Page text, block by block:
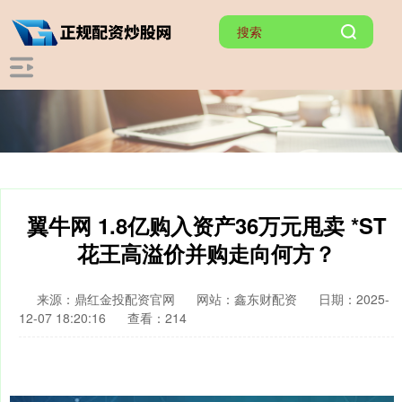
翼牛网 1.8亿购入资产36万元甩卖 *ST
花王高溢价并购走向何方？
来源：鼎红金投配资官网 网站：鑫东财配资
日期：2025-
12-07 18:20:16
查看：214